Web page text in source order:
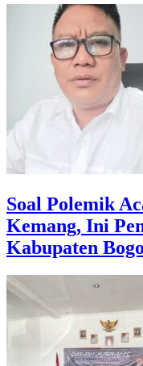
Soal Polemik
Kemang, Ini
Kabupaten